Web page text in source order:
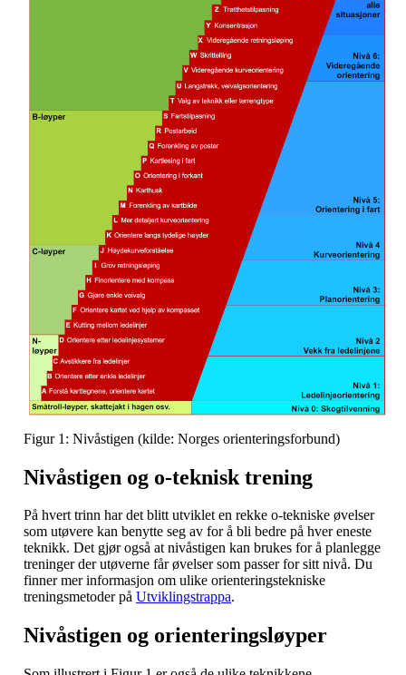
Figur 1: Nivåstigen (kilde: Norges orienteringsforbund)
Nivåstigen og o-teknisk trening
På hvert trinn har det blitt utviklet en rekke o-tekniske øvelser
som utøvere kan benytte seg av for å bli bedre på hver eneste
teknikk. Det gjør også at nivåstigen kan brukes for å planlegge
treninger der utøverne får øvelser som passer for sitt nivå. Du
finner mer informasjon om ulike orienteringstekniske
treningsmetoder på Utviklingstrappa.
Nivåstigen og orienteringsløyper